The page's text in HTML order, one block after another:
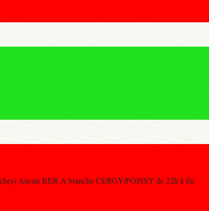
Aucun RER A branche CERGY/POISSY de 22h à fin